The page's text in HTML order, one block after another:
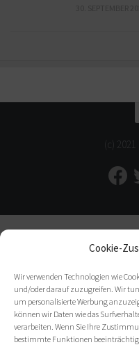
Cookie-
Wir verwenden Technologien wie
und/oder darauf zuzugreifen. Wir
um personalisierte Werbung
können wir Daten wie das
verarbeiten. Wenn Sie Ihre
bestimmte Funktionen
(c)